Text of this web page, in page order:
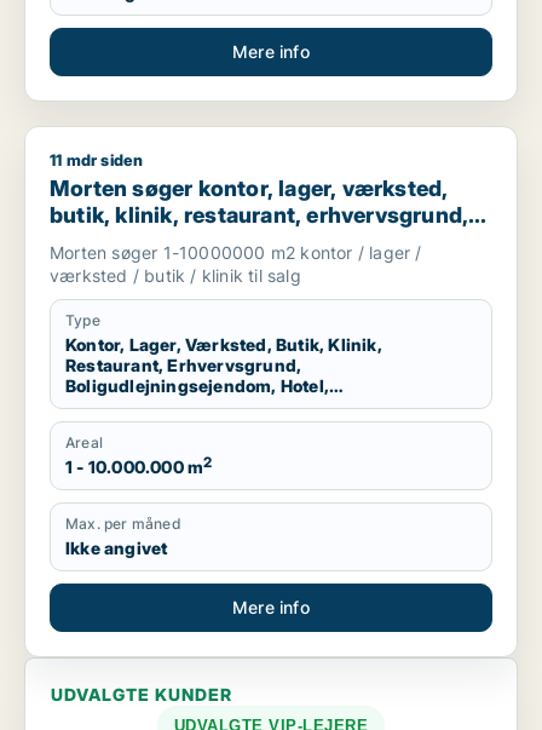
Mere info
Morten søger kontor, lager, værksted, butik, klinik,
11 mdr siden
Morten søger kontor, lager, værksted,
butik, klinik, restaurant, erhvervsgrund,
boligudlejningsejendom, hotel eller
produktionslokaler til salg i Region
Nordjylland
Morten søger 1-10000000 m2 kontor / lager /
værksted / butik / klinik til salg
Type
Kontor, Lager, Værksted, Butik, Klinik,
Restaurant, Erhvervsgrund,
Boligudlejningsejendom, Hotel,
Produktionslokaler
Areal
1 - 10.000.000 m2
Max. per måned
Ikke angivet
Mere info
UDVALGTE KUNDER
UDVALGTE VIP-LEJERE